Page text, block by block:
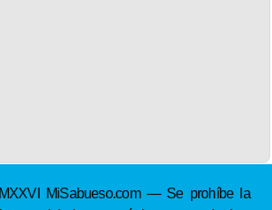
MiSabueso.com — Se prohíbe la